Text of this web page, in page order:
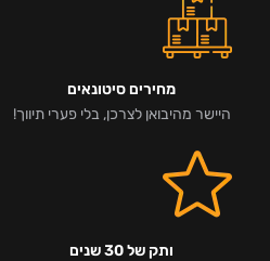
מחירים סיטונאים
היישר מהיבואן לצרכן, בלי פערי תיווך!
ותק של 30 שנים